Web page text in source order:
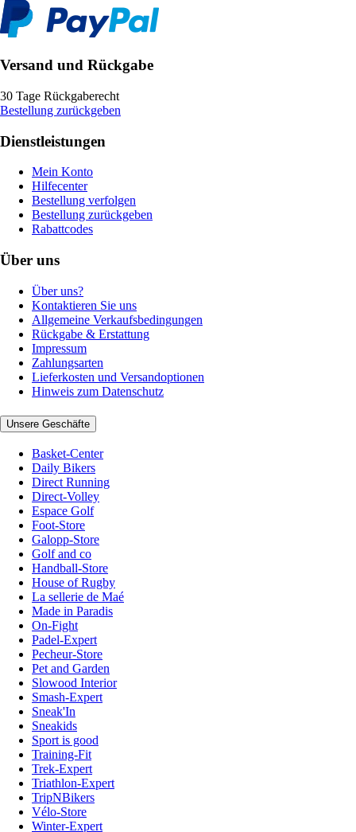
Versand und Rückgabe
30 Tage Rückgaberecht
Bestellung zurückgeben
Dienstleistungen
Mein Konto
Hilfecenter
Bestellung verfolgen
Bestellung zurückgeben
Rabattcodes
Über uns
Über uns?
Kontaktieren Sie uns
Allgemeine Verkaufsbedingungen
Rückgabe & Erstattung
Impressum
Zahlungsarten
Lieferkosten und Versandoptionen
Hinweis zum Datenschutz
Unsere Geschäfte
Basket-Center
Daily Bikers
Direct Running
Direct-Volley
Espace Golf
Foot-Store
Galopp-Store
Golf and co
Handball-Store
House of Rugby
La sellerie de Maé
Made in Paradis
On-Fight
Padel-Expert
Pecheur-Store
Pet and Garden
Slowood Interior
Smash-Expert
Sneak'In
Sneakids
Sport is good
Training-Fit
Trek-Expert
Triathlon-Expert
TripNBikers
Vélo-Store
Winter-Expert